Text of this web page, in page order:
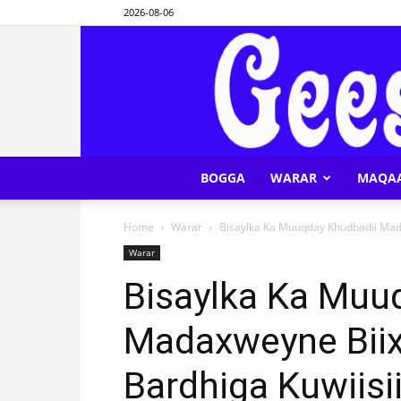
2026-08-06
BOGGA WARAR
Home Warar Bisaylka Ka Muuqday Khudbadii
Warar
Bisaylka Ka
Madaxweyne
Bardhiga